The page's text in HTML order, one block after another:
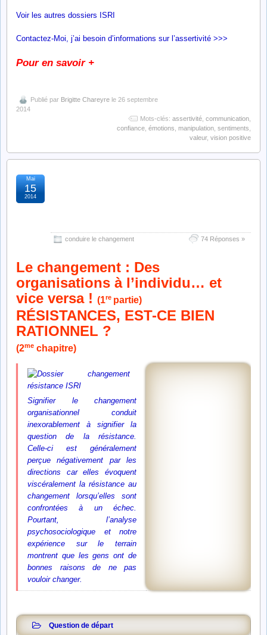
Voir les autres dossiers ISRI
Contactez-Moi, j’ai besoin d’informations sur l’assertivité >>>
Pour en savoir +
Publié par Brigitte Chareyre le 26 septembre
2014
Mots-clés: assertivité communication
confiance émotions manipulation sentiments
valeur, vision positive
conduire le changement 74 Réponses »
Mai
15
2014
Le changement : Des
organisations à l’individu… et
vice versa ! (1re partie)
RÉSISTANCES, EST-CE BIEN
RATIONNEL ?
(2me chapitre)
Signifier le changement
organisationnel conduit
inexorablement à signifier la
question de la résistance.
Celle-ci est généralement
perçue négativement par les
directions car elles évoquent
viscéralement la résistance au
changement lorsqu’elles sont
confrontées à un échec.
Pourtant, l’analyse
psychosociologique et notre
expérience sur le terrain
montrent que les gens ont de
bonnes raisons de ne pas
vouloir changer.
Question de départ